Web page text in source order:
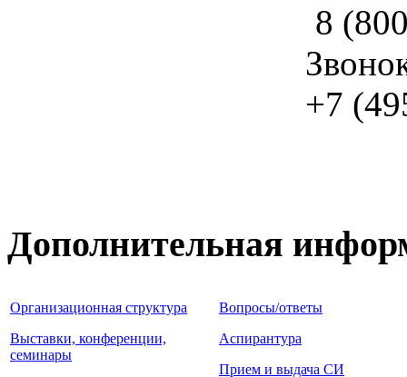
8
+7
Дополнительная
Организационная структура
Выставки, конференции,
семинары
Вопросы/ответы
Аспирантура
Прием и выдача СИ